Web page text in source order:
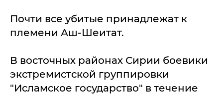
Почти все убитые принадлежат к
племени Аш-Шеитат.
В восточных районах Сирии боевики
экстремистской группировки
"Исламское государство" в течение